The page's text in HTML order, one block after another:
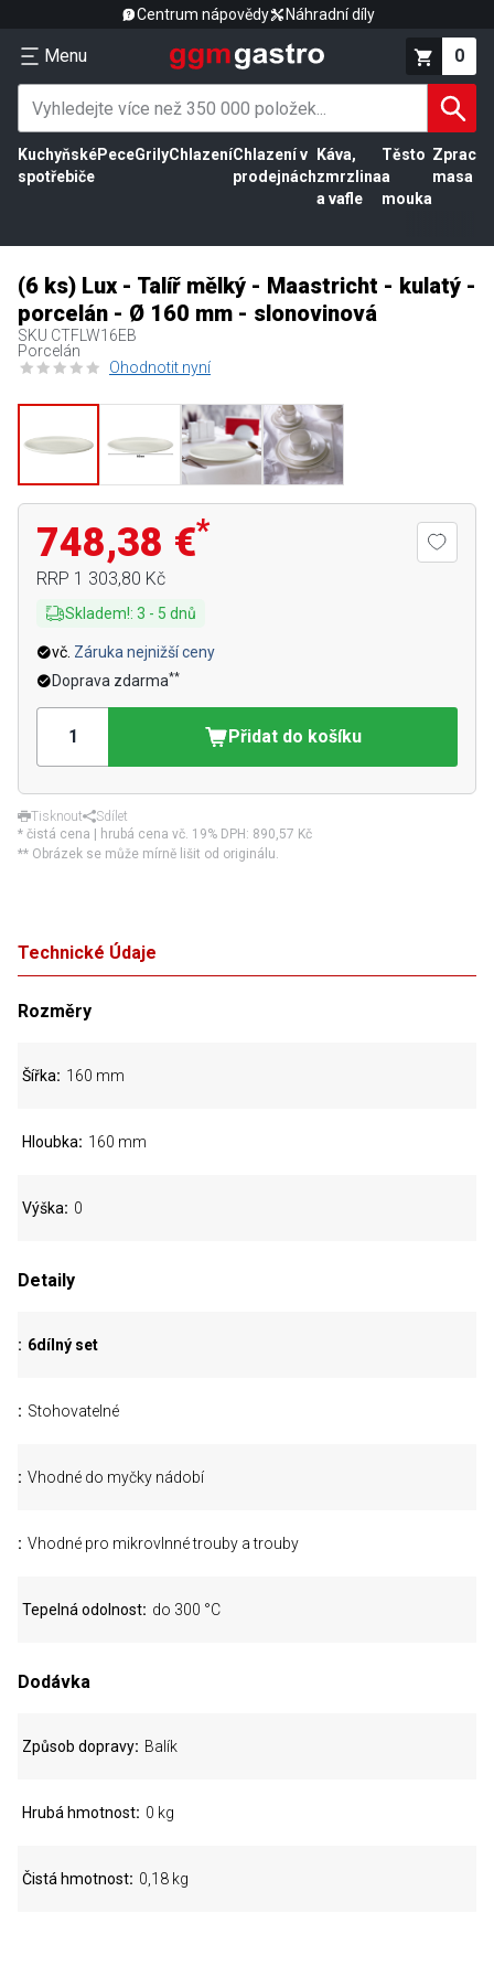
Centrum nápovědy Náhradní díly
Menu 0
Kuchyňské
spotřebiče
PeceGrilyChlazeníChlazení v
prodejnách
Káva,
zmrzlina
a vafle
Těsto
a
mouka
masa
(6 ks) Lux - Talíř mělký - Maastricht - kulatý -
porcelán - Ø 160 mm - slonovinová
SKU CTFLW16EB
Porcelán
Ohodnotit nyní
748,38 €*
RRP 1 303,80 Kč
Skladem!: 3 - 5 dnů
vč. Záruka nejnižší ceny
Doprava zdarma**
Přidat do košíku
Tisknout
Sdílet
* čistá cena | hrubá cena vč. 19% DPH: 890,57 Kč
** Obrázek se může mírně lišit od originálu.
Technické Údaje
Rozměry
Šířka 160 mm
Hloubka 160 mm
Výška 0
Detaily
6dílný set
Stohovatelné
Vhodné do myčky nádobí
Vhodné pro mikrovlnné trouby a trouby
Tepelná odolnost do 300 °C
Dodávka
Způsob dopravy Balík
Hrubá hmotnost 0 kg
Čistá hmotnost 0,18 kg